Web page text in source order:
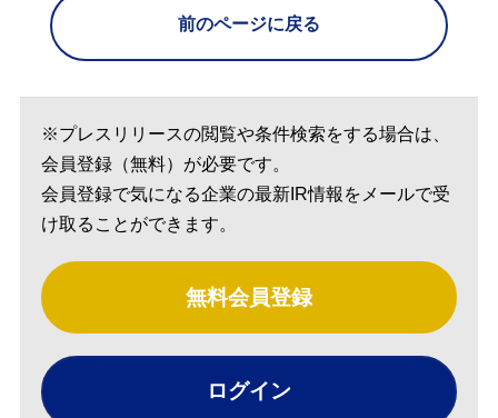
前のページに戻る
※プレスリリースの閲覧や条件検索をする場合は、
会員登録（無料）が必要です。
会員登録で気になる企業の最新IR情報をメールで受
け取ることができます。
無料会員登録
ログイン